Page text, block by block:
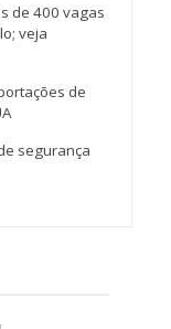
de 400 vagas
veja
de
segurança